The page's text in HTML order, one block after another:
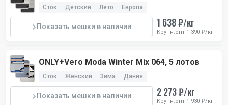
Сток Детский Лето Европа
Показать мешки в наличии 1 638 ₽/кг
Крупн.опт 1 390 ₽/кг
ONLY+Vero Moda Winter Mix 064, 5 лотов
Сток Женский Зима Дания
Показать мешки в наличии 2 273 ₽/кг
Крупн.опт 1 930 ₽/кг